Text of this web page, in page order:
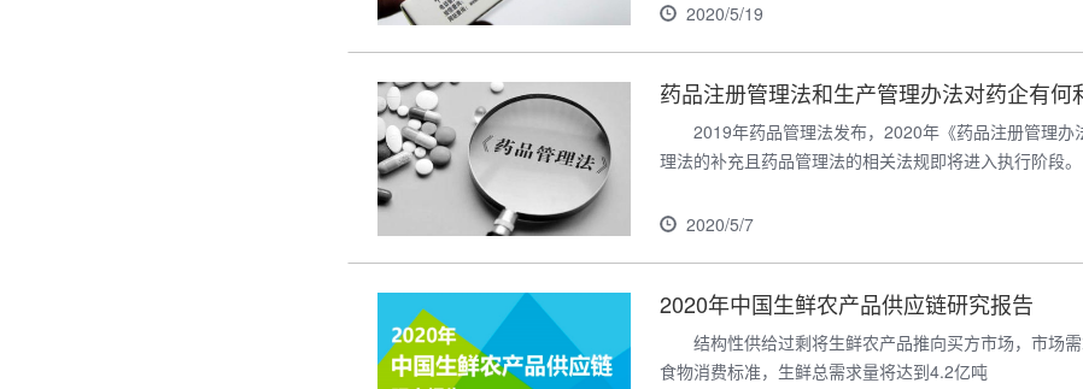
2020/5/19
药品注册管理法和生产管理办法对药企有何
2019年药品管理法发布，2020年《药品注册管理
理法的补充且药品管理法的相关法规即将进入执行阶段。
2020/5/7
2020年中国生鲜农产品供应链研究报告
结构性供给过剩将生鲜农产品推向买方市场，市场
食物消费标准，生鲜总需求量将达到4.2亿吨